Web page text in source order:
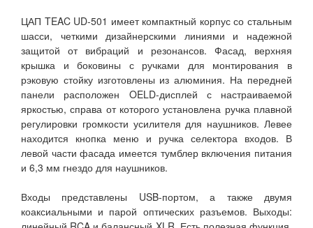
ЦАП TEAC UD-501 имеет компактный корпус со стальным
шасси, четкими дизайнерскими линиями и надежной
защитой от вибраций и резонансов. Фасад, верхняя
крышка и боковины с ручками для монтирования в
рэковую стойку изготовлены из алюминия. На передней
панели расположен OELD-дисплей с настраиваемой
яркостью, справа от которого установлена ручка плавной
регулировки громкости усилителя для наушников. Левее
находится кнопка меню и ручка селектора входов. В
левой части фасада имеется тумблер включения питания
и 6,3 мм гнездо для наушников.
Входы представлены USB-портом, а также двумя
коаксиальными и парой оптических разъемов. Выходы: